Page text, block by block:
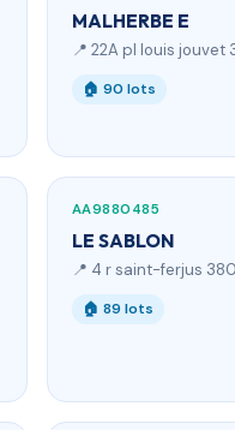
MALHERBE E
📍 22A pl louis jouvet
🏠 90 lots
AA9880485
LE SABLON
📍 4 r saint-ferjus
🏠 89 lots